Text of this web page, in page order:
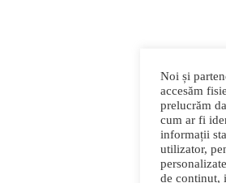
Noi și
accesăm
prelucrăm
cum ar fi
informații
utilizator,
de conținut,